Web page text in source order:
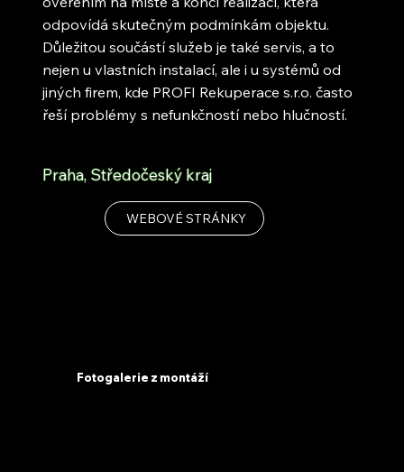
odpovídá skutečným podmínkám objektu.
Důležitou součástí služeb je také servis, a to
nejen u vlastních instalací, ale i u systémů od
jiných firem, kde PROFI Rekuperace s.r.o. často
řeší problémy s nefunkčností nebo hlučností.
Praha, Středočeský kraj
WEBOVÉ STRÁNKY
Fotogalerie z montáží